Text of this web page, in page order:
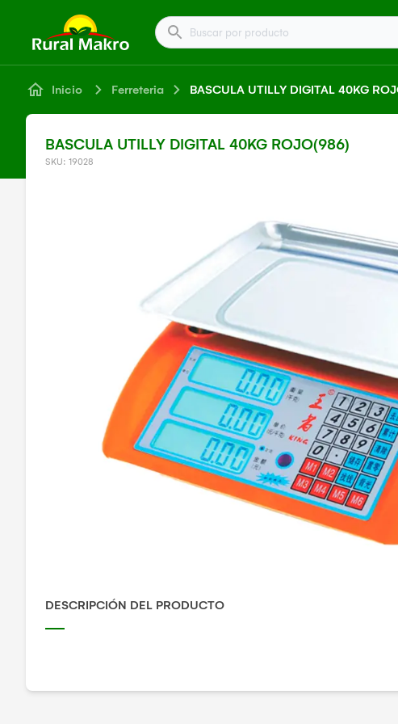
Buscar por producto
Inicio Ferreteria BASCULA UTILLY DIGITAL 40KG
BASCULA UTILLY DIGITAL 40KG ROJO(986)
SKU: 19028
DESCRIPCIÓN DEL PRODUCTO